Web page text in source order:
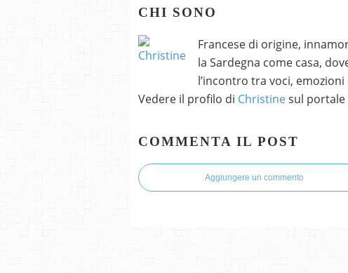
CHI SONO
Francese di origine,
la Sardegna come casa,
l’incontro tra voci,
Vedere il profilo di Christinesul portale
COMMENTA IL POST
Aggiungere un commento